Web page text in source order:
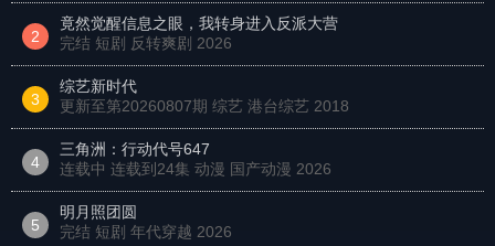
2
竟然觉醒信息之眼，我转身进入反派大营
完结 短剧 反转爽剧 2026
3
综艺新时代
更新至第20260807期 综艺 港台综艺 2018
4
三角洲：行动代号647
连载中 连载到24集 动漫 国产动漫 2026
5
明月照团圆
完结 短剧 年代穿越 2026